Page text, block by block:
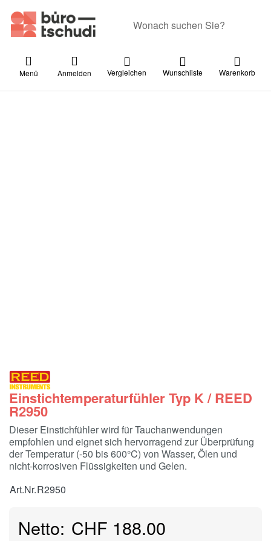
Menü Anmelden Vergleichen Wunschliste Warenkorb
Einstichtemperaturfühler Typ K / REED
R2950
Dieser Einstichfühler wird für Tauchanwendungen
empfohlen und eignet sich hervorragend zur Überprüfung
der Temperatur (-50 bis 600°C) von Wasser, Ölen und
nicht-korrosiven Flüssigkeiten und Gelen.
Art.Nr.R2950
CHF 188.00